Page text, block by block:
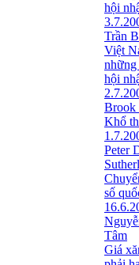
hội
Trần
Việt
những
hội
Brook
Khổ
Peter
số
Tâm
Giá